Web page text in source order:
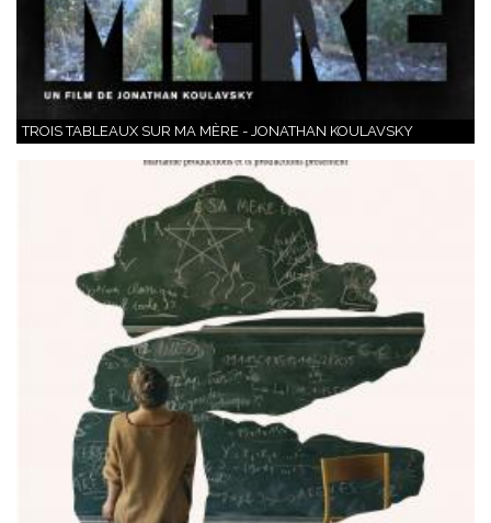
TROIS TABLEAUX SUR MA MÈRE - JONATHAN KOULAVSKY